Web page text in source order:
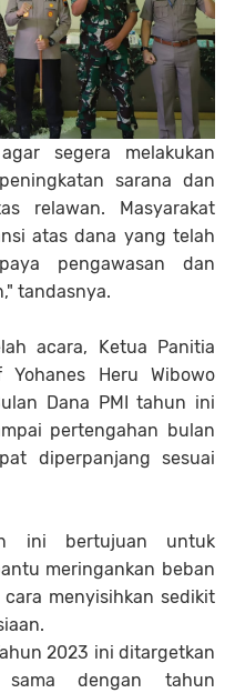
segera melakukan
sarana dan
relawan. Masyarakat
atas dana yang telah
pengawasan dan
tandasnya.
acara, Ketua Panitia
Heru Wibowo
Dana PMI tahun ini
pertengahan bulan
diperpanjang sesuai
ini bertujuan untuk
meringankan beban
menyisihkan sedikit
2023 ini ditargetkan
dengan tahun